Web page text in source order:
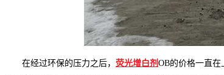
在经过环保的压力之后， 荧光增白剂 OB的价格一直